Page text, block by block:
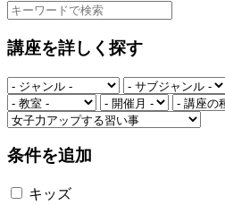
講座を詳しく探す
条件を追加
キッズ